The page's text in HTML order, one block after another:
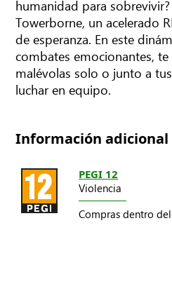
humanidad para
Towerborne, un acelerado
de esperanza. En este
combates emocionantes, te
malévolas solo o junto a
luchar en equipo.
Información adicional
PEGI 12
Violencia
Compras dentro